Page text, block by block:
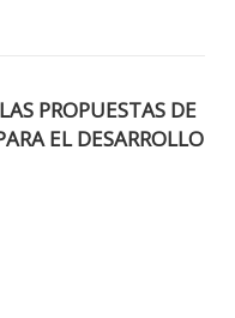
PROPUESTAS DE
EL DESARROLLO